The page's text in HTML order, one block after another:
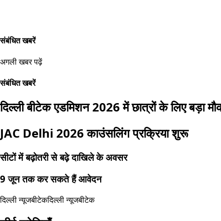
संबंधित खबरें
अगली खबर पढ़ें
संबंधित खबरें
दिल्ली बीटेक एडमिशन 2026 में छात्रों के लिए बड़ा
JAC Delhi 2026 काउंसलिंग प्रक्रिया शुरू
सीटों में बढ़ोतरी से बढ़े दाखिले के अवसर
9 जून तक कर सकते हैं आवेदन
दिल्ली न्यूजबीटेकदिल्ली न्यूजबीटेक